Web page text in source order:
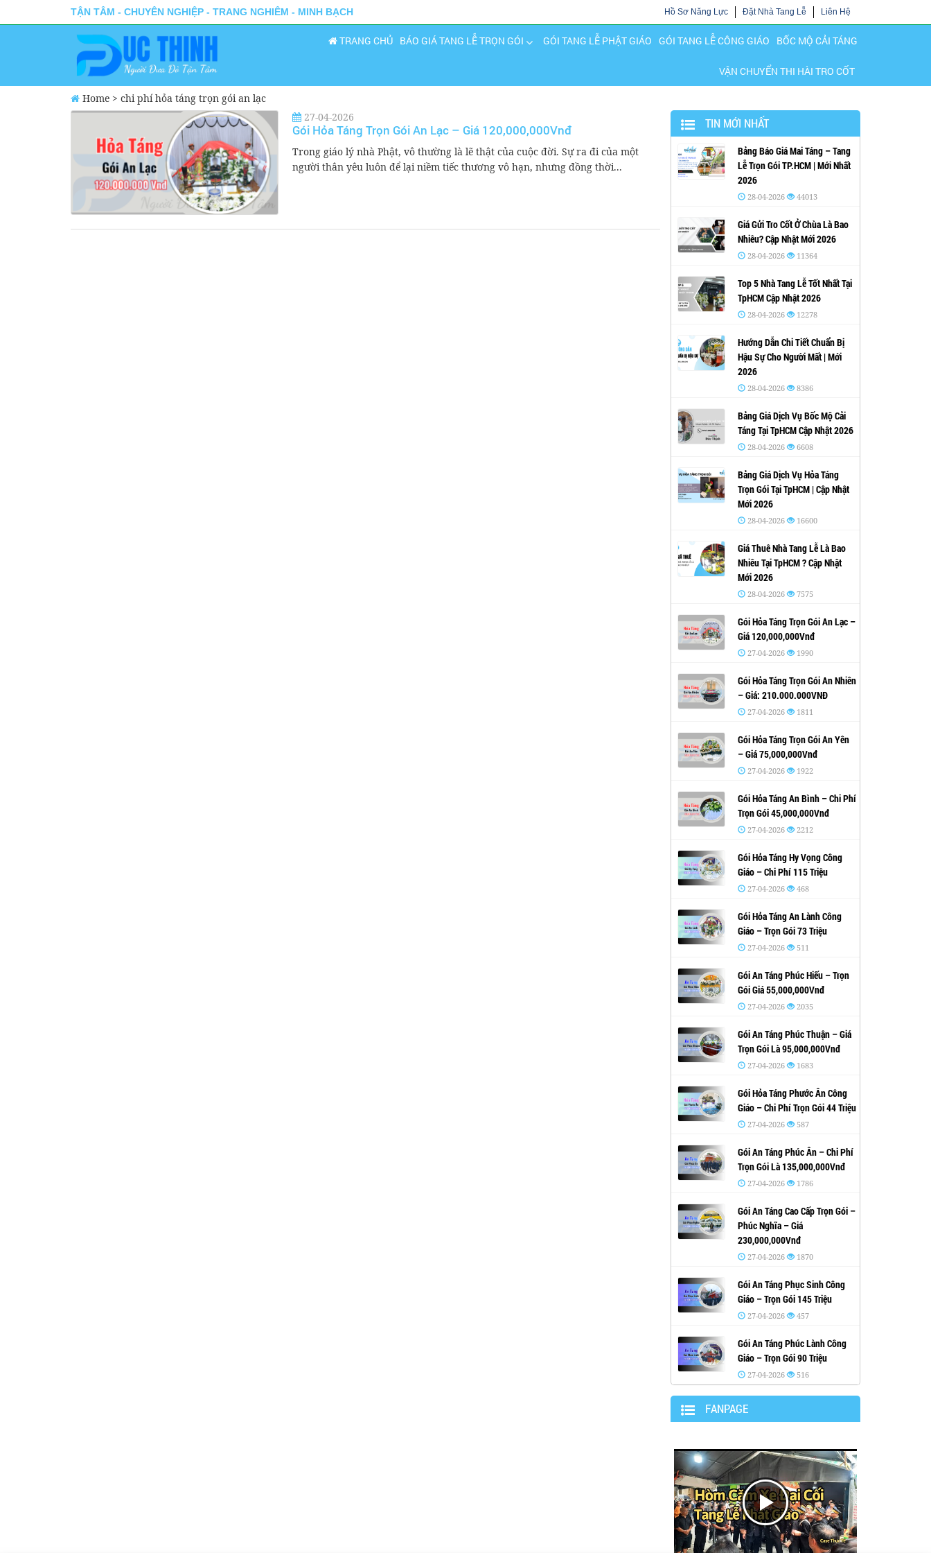
TẬN TÂM - CHUYÊN NGHIỆP - TRANG NGHIÊM - MINH BẠCH Hồ Sơ Năng Lực Đặt Nhà Tang Lễ Liên Hệ
TRANG CHỦ BÁO GIÁ TANG LỄ TRỌN GÓI GÓI TANG LỄ PHẬT GIÁO GÓI TANG LỄ CÔNG GIÁO BỐC MỘ CẢI TÁNG
VẬN CHUYỂN THI HÀI TRO CỐT
Home > chi phí hỏa táng trọn gói an lạc
27-04-2026
Gói Hỏa Táng Trọn Gói An Lạc – Giá 120,000,000Vnđ
Trong giáo lý nhà Phật, vô thường là lẽ thật của cuộc đời. Sự ra đi của một
người thân yêu luôn để lại niềm tiếc thương vô hạn, nhưng đồng thời...
TIN MỚI NHẤT
Bảng Báo Giá Mai Táng – Tang
Lễ Trọn Gói TP.HCM | Mới Nhất
2026
28-04-2026 44013
Giá Gửi Tro Cốt Ở Chùa Là Bao
Nhiêu? Cập Nhật Mới 2026
28-04-2026 11364
Top 5 Nhà Tang Lễ Tốt Nhất Tại
TpHCM Cập Nhật 2026
28-04-2026 12278
Hướng Dẫn Chi Tiết Chuẩn Bị
Hậu Sự Cho Người Mất | Mới
2026
28-04-2026 8386
Bảng Giá Dịch Vụ Bốc Mộ Cải
Táng Tại TpHCM Cập Nhật 2026
28-04-2026 6608
Bảng Giá Dịch Vụ Hỏa Táng
Trọn Gói Tại TpHCM | Cập Nhật
Mới 2026
28-04-2026 16600
Giá Thuê Nhà Tang Lễ Là Bao
Nhiêu Tại TpHCM ? Cập Nhật
Mới 2026
28-04-2026 7575
Gói Hỏa Táng Trọn Gói An Lạc –
Giá 120,000,000Vnđ
27-04-2026 1990
Gói Hỏa Táng Trọn Gói An Nhiên
– Giá: 210.000.000VNĐ
27-04-2026 1811
Gói Hỏa Táng Trọn Gói An Yên
– Giá 75,000,000Vnđ
27-04-2026 1922
Gói Hỏa Táng An Bình – Chi Phí
Trọn Gói 45,000,000Vnđ
27-04-2026 2212
Gói Hỏa Táng Hy Vọng Công
Giáo – Chi Phí 115 Triệu
27-04-2026 468
Gói Hỏa Táng An Lành Công
Giáo – Trọn Gói 73 Triệu
27-04-2026 511
Gói An Táng Phúc Hiếu – Trọn
Gói Giá 55,000,000Vnđ
27-04-2026 2035
Gói An Táng Phúc Thuận – Giá
Trọn Gói Là 95,000,000Vnđ
27-04-2026 1683
Gói Hỏa Táng Phước Ân Công
Giáo – Chi Phí Trọn Gói 44 Triệu
27-04-2026 587
Gói An Táng Phúc Ân – Chi Phí
Trọn Gói Là 135,000,000Vnđ
27-04-2026 1786
Gói An Táng Cao Cấp Trọn Gói –
Phúc Nghĩa – Giá
230,000,000Vnđ
27-04-2026 1870
Gói An Táng Phục Sinh Công
Giáo – Trọn Gói 145 Triệu
27-04-2026 457
Gói An Táng Phúc Lành Công
Giáo – Trọn Gói 90 Triệu
27-04-2026 516
FANPAGE